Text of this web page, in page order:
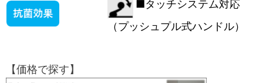
■タッチシステム対応
（プッシュプル式ハンドル）
【価格で探す】